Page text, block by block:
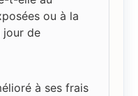
ou à la
jour de
à ses frais